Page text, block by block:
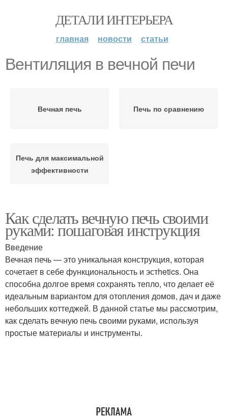
ДЕТАЛИ ИНТЕРЬЕРА
главная новости статьи
Вентиляция в вечной печи
Вечная печь Печь по сравнению
Печь для максимальной
эффективности
Как сделать вечную печь своими
руками: пошаговая инструкция
Введение
Вечная печь — это уникальная конструкция, которая
сочетает в себе функциональность и эстhetics. Она
способна долгое время сохранять тепло, что делает её
идеальным вариантом для отопления домов, дач и даже
небольших коттеджей. В данной статье мы рассмотрим,
как сделать вечную печь своими руками, используя
простые материалы и инструменты.